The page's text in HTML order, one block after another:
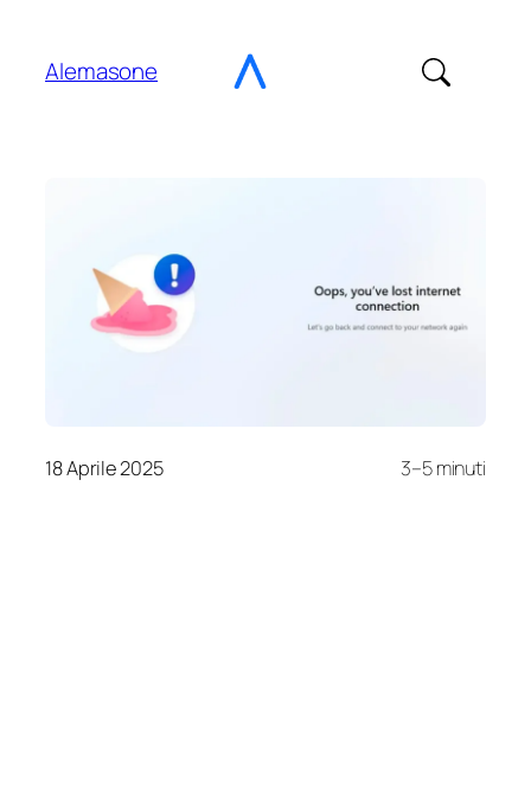
contenuto
Alemasone
18 Aprile 2025 3–5 minuti